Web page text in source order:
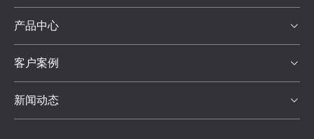
产品中心 
客户案例 
新闻动态 